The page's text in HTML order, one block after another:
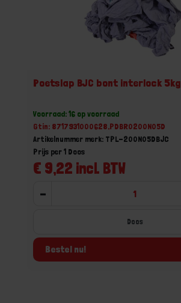
Poetslap BJC bont interlock 5kg
Voorraad: 16 op voorraad
Gtin: 8717931000628,PDBR0200N05D
Artikelnummer merk: TPL-200N05DBJC
€ 9,22 incl. BTW
Prijs per 1 Doos
-
Doos
Bestel nu!